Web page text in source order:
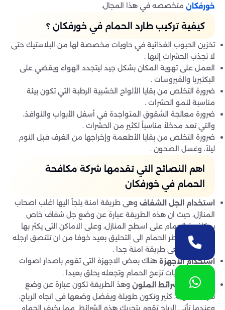
خورفكان متخصصه في هذا المجال.
كيفية تركيب طارد الحمام في خورفكان ؟
تخزين الحبوب الغذائية في حاويات مخصصة لها من البلاستيك حتى
لا تجذب الحشرات إليها .
العمل على تهوية المكان بشكل جيد ليتجدد الهواء ويقضي على
البكتيريا والفيروسات .
ضرورة التخلص من بقايا الألواح الخشبية الرطبة التي تكون بيئة
مناسبة لنمو الحشرات .
ضرورة معالجة الشقوق المتواجدة في أسفل الأبواب والنوافذ،
والتي تعد مدخلاً مناسباً لكثير من الحشرات .
ضرورة التخلص من بقايا الأطعمة وإخراجها من الغرف قبل النوم
ليلاً، وغسل الصحون .
اهم النصائح التي تقدمها شركة مكافحة
الحمام في خورفكان
استخدام الجل الشفاف وهى طريقة امنة يلجأ اليها اغلب اصحاب
المنازل، حيث ان هذه الطريقة عبارة عن وضع جل شفاف خاص
بمكافحة الحمام على اسطح المنازل، وعلى الاماكن التى يكثر بها
الحمام فيضطر الحمام الى التحليق بعيد خوفا من ان تلتصق ارجله
بهذا الجل، وهى طريقة امنة جدا .
استخدام الاجهزة هناك بعض الاجهزة التى تقوم باصدار اصوات
مزعجة، وذبذبات تزعج الحمام وتجعله يحلق بعيدا .
استخدام الشرائط الملون وهذ الطريقة تكون عبارة عن وضع
شرائط ملونة، كثير وتكون طويلة ويفضل وضعها فى اتجاه الرياح،
وعندما تأتى الرياح تقوم بتحريك هذه الشرائط مما يخيف الحمام